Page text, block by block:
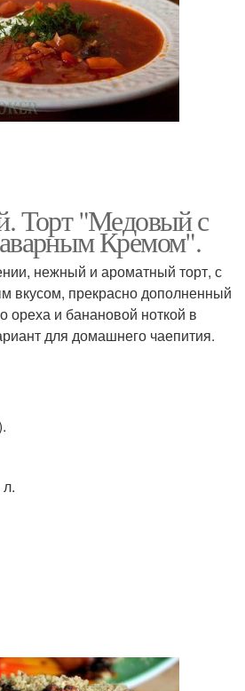
Торт "Медовый с
Кремом".
нежный и ароматный торт, с
прекрасно дополненный
ореха и банановой ноткой в
для домашнего чаепития.